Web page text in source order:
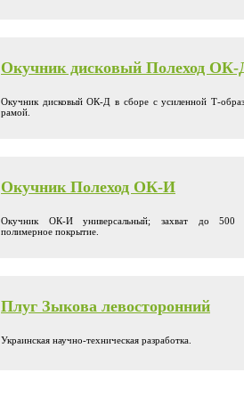
Окучник дисковый Полеход ОК-
Окучник дисковый ОК-Д в сборе с усиленной Т-
рамой.
Окучник Полеход ОК-И
Окучник ОК-И универсальный; захват до 500
полимерное покрытие.
Плуг Зыкова левосторонний
Украинская научно-техническая разработка.